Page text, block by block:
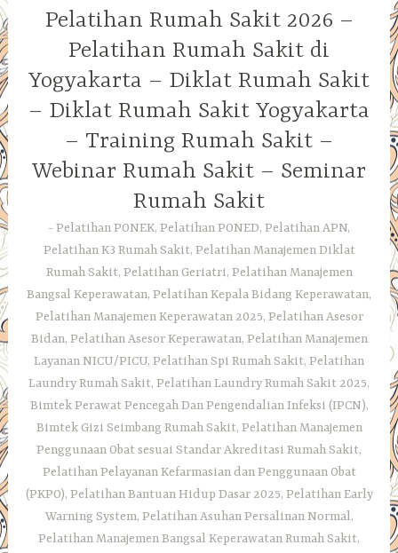
Pelatihan Rumah Sakit 2026 –
Pelatihan Rumah Sakit di
Yogyakarta – Diklat Rumah Sakit
– Diklat Rumah Sakit Yogyakarta
– Training Rumah Sakit –
Webinar Rumah Sakit – Seminar
Rumah Sakit
Pelatihan PONEK, Pelatihan PONED, Pelatihan APN,
Pelatihan K3 Rumah Sakit, Pelatihan Manajemen Diklat
Rumah Sakit, Pelatihan Geriatri, Pelatihan Manajemen
Bangsal Keperawatan, Pelatihan Kepala Bidang Keperawatan,
Pelatihan Manajemen Keperawatan 2025, Pelatihan Asesor
Bidan, Pelatihan Asesor Keperawatan, Pelatihan Manajemen
Layanan NICU/PICU, Pelatihan Spi Rumah Sakit, Pelatihan
Laundry Rumah Sakit, Pelatihan Laundry Rumah Sakit 2025,
Bimtek Perawat Pencegah Dan Pengendalian Infeksi (IPCN),
Bimtek Gizi Seimbang Rumah Sakit, Pelatihan Manajemen
Penggunaan Obat sesuai Standar Akreditasi Rumah Sakit,
Pelatihan Pelayanan Kefarmasian dan Penggunaan Obat
(PKPO), Pelatihan Bantuan Hidup Dasar 2025, Pelatihan Early
Warning System, Pelatihan Asuhan Persalinan Normal,
Pelatihan Manajemen Bangsal Keperawatan Rumah Sakit,